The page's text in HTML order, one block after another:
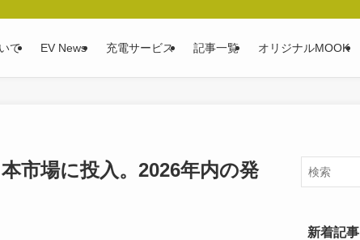
て EV News 充電サービス 記事一覧 オリジナルMOOK
市場に投入。2026年内の発
新着記事